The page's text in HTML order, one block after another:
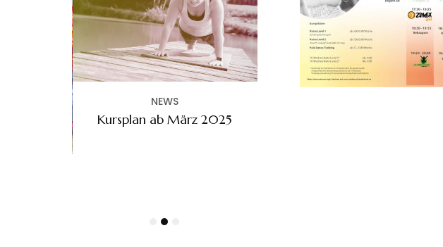
NEWS
Kursplan ab März 2025